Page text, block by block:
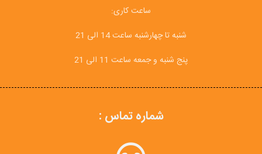
ساعت کاری:
شنبه تا چهارشنبه ساعت 14 الی 21
پنج شنبه و جمعه ساعت 11 الی 21
شماره تماس :